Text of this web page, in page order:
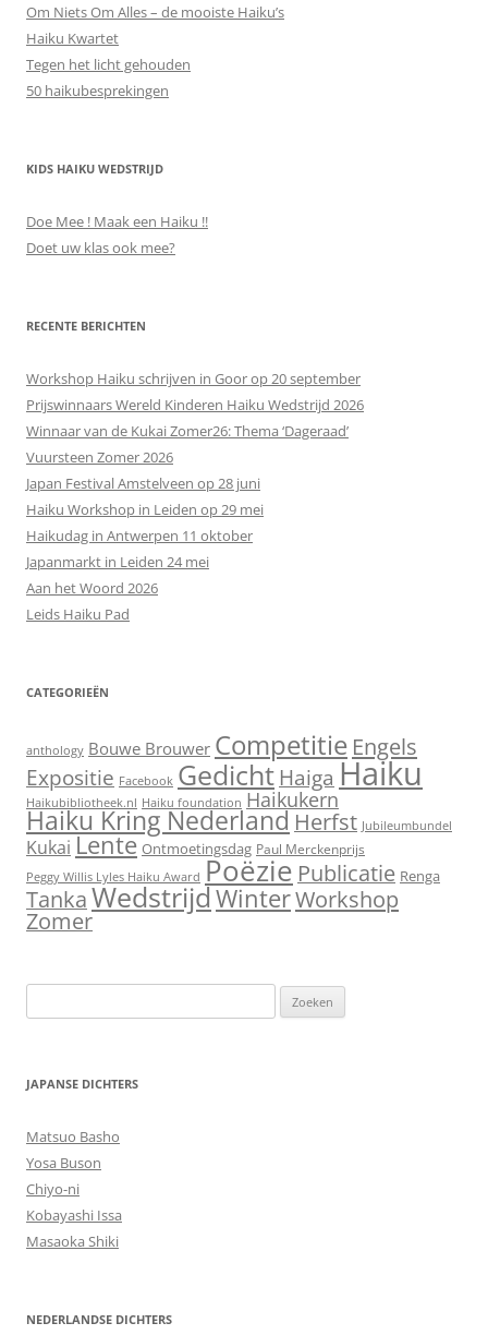
Om Niets Om Alles – de mooiste Haiku’s
Haiku Kwartet
Tegen het licht gehouden
50 haikubesprekingen
KIDS HAIKU WEDSTRIJD
Doe Mee ! Maak een Haiku !!
Doet uw klas ook mee?
RECENTE BERICHTEN
Workshop Haiku schrijven in Goor op 20 september
Prijswinnaars Wereld Kinderen Haiku Wedstrijd 2026
Winnaar van de Kukai Zomer26: Thema ‘Dageraad’
Vuursteen Zomer 2026
Japan Festival Amstelveen op 28 juni
Haiku Workshop in Leiden op 29 mei
Haikudag in Antwerpen 11 oktober
Japanmarkt in Leiden 24 mei
Aan het Woord 2026
Leids Haiku Pad
CATEGORIEËN
anthology Bouwe Brouwer Competitie Engels
Expositie Facebook Gedicht Haiga Haiku
Haikubibliotheek.nl Haiku foundation Haikukern
Haiku Kring Nederland Herfst Jubileumbundel
Kukai Lente Ontmoetingsdag Paul Merckenprijs
Peggy Willis Lyles Haiku Award Poëzie Publicatie Renga
TankaWedstrijdWinterWorkshop
Zomer
naar:
JAPANSE DICHTERS
Matsuo Basho
Yosa Buson
Chiyo-ni
Kobayashi Issa
Masaoka Shiki
NEDERLANDSE DICHTERS